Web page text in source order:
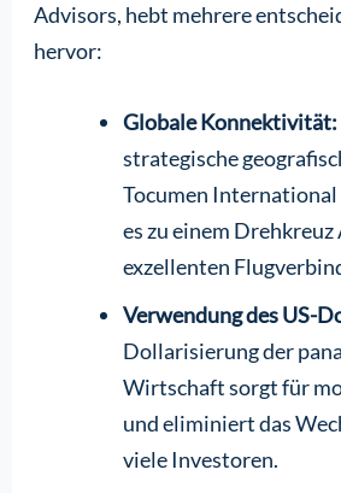
Advisors, hebt mehrere
hervor:
Globale Konnektivität:
strategische
Tocumen
es zu einem
exzellenten
Verwendung des US-
Dollarisierung der
Wirtschaft sorgt für
und eliminiert das
viele Investoren.